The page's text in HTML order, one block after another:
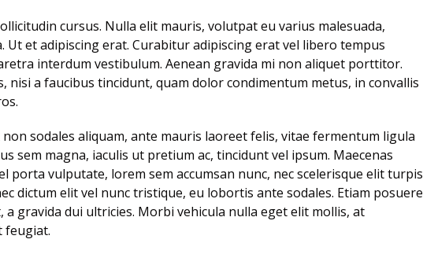
cursus. Nulla elit mauris, volutpat eu varius malesuada,
Ut et adipiscing erat. Curabitur adipiscing erat vel libero tempus
interdum vestibulum. Aenean gravida mi non aliquet porttitor.
nisi a faucibus tincidunt, quam dolor condimentum metus, in convallis
sodales aliquam, ante mauris laoreet felis, vitae fermentum ligula
sem magna, iaculis ut pretium ac, tincidunt vel ipsum. Maecenas
porta vulputate, lorem sem accumsan nunc, nec scelerisque elit turpis
dictum elit vel nunc tristique, eu lobortis ante sodales. Etiam posuere
a gravida dui ultricies. Morbi vehicula nulla eget elit mollis, at
feugiat.